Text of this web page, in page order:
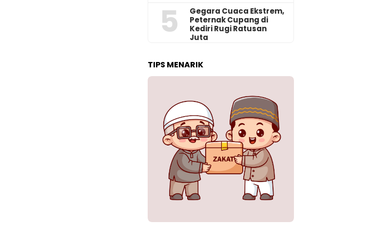
5
‎Gegara Cuaca Ekstrem,
Peternak Cupang di
Kediri Rugi Ratusan
Juta
TIPS MENARIK